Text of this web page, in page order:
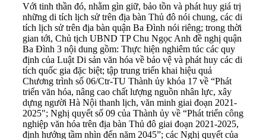
Với tinh thần đó, nhằm gìn giữ, bảo tồn và phát huy giá trị
những di tích lịch sử trên địa bàn Thủ đô nói chung, các di
tích lịch sử trên địa bàn quận Ba Đình nói riêng; trong thời
gian tới, Chủ tịch UBND TP Chu Ngọc Anh đề nghị quận
Ba Đình 3 nội dung gồm: Thực hiện nghiêm túc các quy
định của Luật Di sản văn hóa về bảo vệ và phát huy các di
tích quốc gia đặc biệt; tập trung triển khai hiệu quả
Chương trình số 06/Ctr-TU Thành ủy khóa 17 về “Phát
triển văn hóa, nâng cao chất lượng nguồn nhân lực, xây
dựng người Hà Nội thanh lịch, văn minh giai đoạn 2021-
2025"; Nghị quyết số 09 của Thành ủy về “Phát triển công
nghiệp văn hóa trên địa bàn Thủ đô giai đoạn 2021-2025,
định hướng tầm nhìn đến năm 2045”; các Nghị quyết của